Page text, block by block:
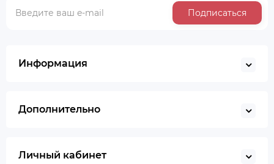
Подписаться
Информация
Дополнительно
Личный кабинет